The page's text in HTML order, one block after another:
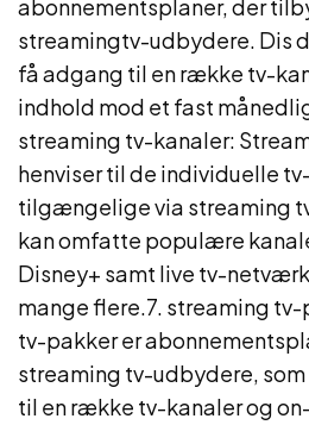
abonnementsplaner, der
streamingtv-udbydere. Dis
få adgang til en række tv-
indhold mod et fast
streaming tv-kanaler:
henviser til de individuelle
tilgængelige via streaming
kan omfatte populære
Disney+ samt live tv-netværk
mange flere.7. streaming
tv-pakker er
streaming tv-udbydere,
til en række tv-kanaler og